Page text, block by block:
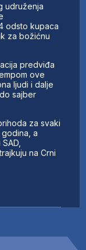
udruženja
odsto kupaca
za božićnu
predviđa
ove
ljudi i dalje
sajber
za svaki
a
na Crni